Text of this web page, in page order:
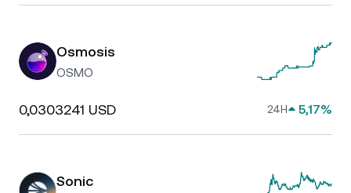
Osmosis
OSMO
0,0303241 USD 24H 5,17%
Sonic